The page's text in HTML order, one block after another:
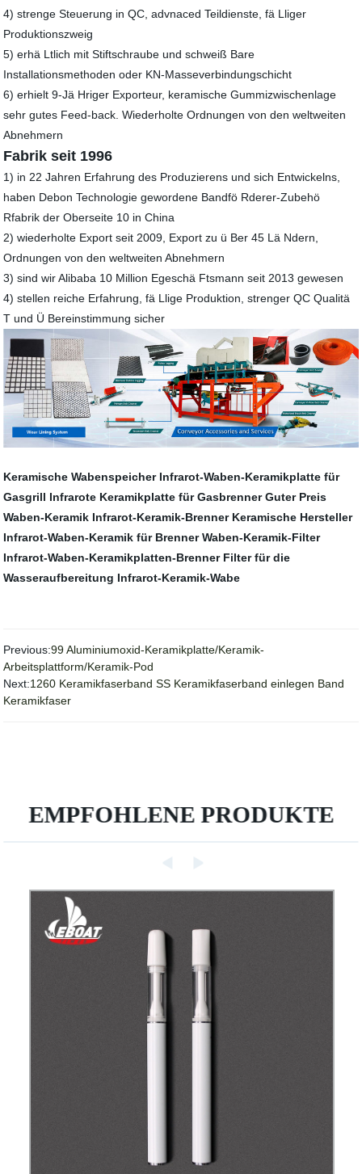
4) strenge Steuerung in QC, advnaced Teildienste, fä Lliger
Produktionszweig
5) erhä Ltlich mit Stiftschraube und schweiß Bare
Installationsmethoden oder KN-Masseverbindungschicht
6) erhielt 9-Jä Hriger Exporteur, keramische Gummizwischenlage
sehr gutes Feed-back. Wiederholte Ordnungen von den weltweiten
Abnehmern
Fabrik seit 1996
1) in 22 Jahren Erfahrung des Produzierens und sich Entwickelns,
haben Debon Technologie gewordene Bandfö Rderer-Zubehö
Rfabrik der Oberseite 10 in China
2) wiederholte Export seit 2009, Export zu ü Ber 45 Lä Ndern,
Ordnungen von den weltweiten Abnehmern
3) sind wir Alibaba 10 Million Egeschä Ftsmann seit 2013 gewesen
4) stellen reiche Erfahrung, fä Llige Produktion, strenger QC Qualitä
T und Ü Bereinstimmung sicher
Keramische Wabenspeicher Infrarot-Waben-Keramikplatte für
Gasgrill Infrarote Keramikplatte für Gasbrenner Guter Preis
Waben-Keramik Infrarot-Keramik-Brenner Keramische Hersteller
Infrarot-Waben-Keramik für Brenner Waben-Keramik-Filter
Infrarot-Waben-Keramikplatten-Brenner Filter für die
Wasseraufbereitung Infrarot-Keramik-Wabe
Previous:99 Aluminiumoxid-Keramikplatte/Keramik-
Arbeitsplattform/Keramik-Pod
Next:1260 Keramikfaserband SS Keramikfaserband einlegen Band
Keramikfaser
EMPFOHLENE PRODUKTE